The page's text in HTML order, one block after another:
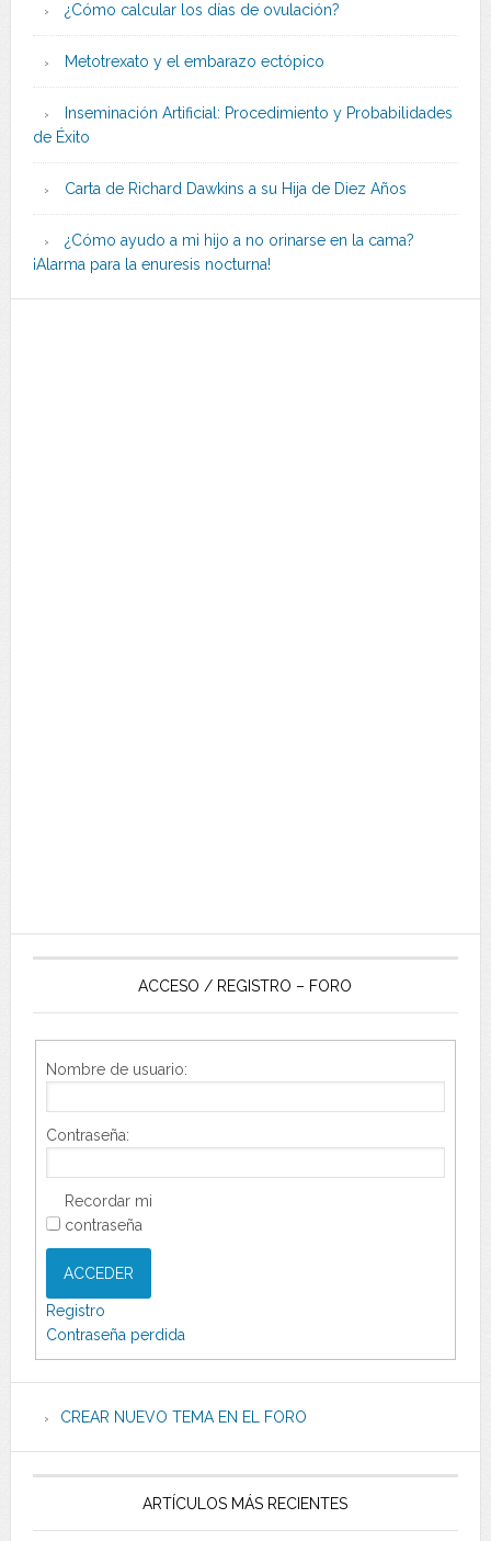
¿Cómo calcular los días de ovulación?
Metotrexato y el embarazo ectópico
Inseminación Artificial: Procedimiento y Probabilidades
de Éxito
Carta de Richard Dawkins a su Hija de Diez Años
¿Cómo ayudo a mi hijo a no orinarse en la cama?
¡Alarma para la enuresis nocturna!
ACCESO / REGISTRO – FORO
Nombre de usuario:
Contraseña:
Recordar mi
contraseña
ACCEDER
Registro
Contraseña perdida
CREAR NUEVO TEMA EN EL FORO
ARTÍCULOS MÁS RECIENTES